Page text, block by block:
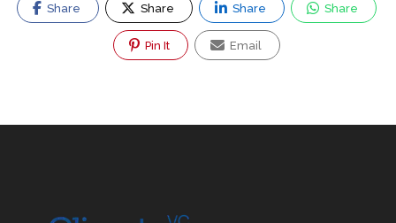
Share Share Share Share
Pin It Email